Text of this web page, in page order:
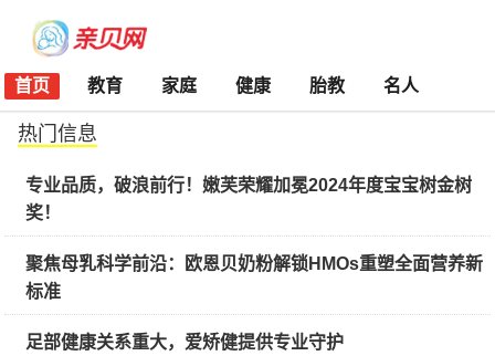
首页 教育 家庭 健康 胎教 名人
热门信息
专业品质，破浪前行！嫩芙荣耀加冕2024年度宝宝树金树
奖！
聚焦母乳科学前沿：欧恩贝奶粉解锁HMOs重塑全面营养新
标准
足部健康关系重大，爱矫健提供专业守护